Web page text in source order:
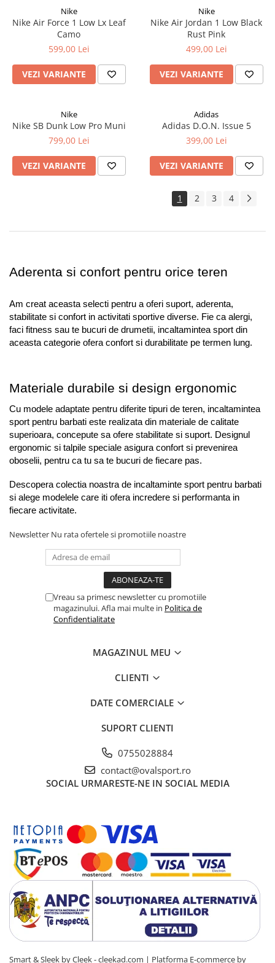
Nike
Nike Air Force 1 Low Lx Leaf
Camo
599,00 Lei
VEZI VARIANTE
Nike
Nike Air Jordan 1 Low Black
Rust Pink
499,00 Lei
VEZI VARIANTE
Nike
Nike SB Dunk Low Pro Muni
799,00 Lei
VEZI VARIANTE
Adidas
Adidas D.O.N. Issue 5
399,00 Lei
VEZI VARIANTE
1 2 3 4
Aderenta si confort pentru orice teren
Am creat aceasta selecti pentru a oferi suport, aderenta,
stabilitate si confort in activitati sportive diverse. Fie ca alergi,
faci fitness sau te bucuri de drumetii, incaltamintea sport din
aceasta categorie ofera confort si durabilitate pe termen lung.
Materiale durabile si design ergonomic
Cu modele adaptate pentru diferite tipuri de teren, incaltamintea
sport pentru barbati este realizata din materiale de calitate
superioara, concepute sa ofere stabilitate si suport. Designul
ergonomic si talpile speciale asigura confort si prevenirea
oboselii, pentru ca tu sa te bucuri de fiecare pas.
Descopera colectia noastra de incaltaminte sport pentru barbati
si alege modelele care iti ofera incredere si performanta in
fiecare activitate.
Newsletter Nu rata ofertele si promotiile noastre
Vreau sa primesc newsletter cu promotiile
magazinului. Afla mai multe in Politica de
Confidentialitate
MAGAZINUL MEU
CLIENTI
DATE COMERCIALE
SUPORT CLIENTI
0755028884
contact@ovalsport.ro
SOCIAL URMARESTE-NE IN SOCIAL MEDIA
Smart & Sleek by Cleek - cleekad.com | Platforma E-commerce by